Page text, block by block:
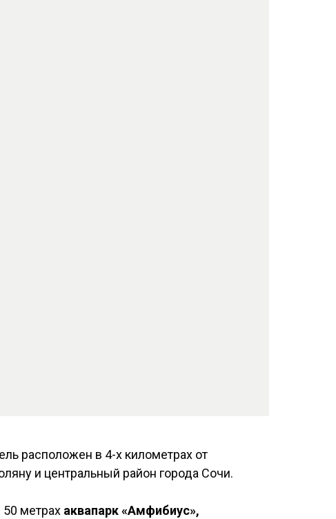
расположен в 4-х километрах от
и центральный район города Сочи.
метрах аквапарк «Амфибиус»,